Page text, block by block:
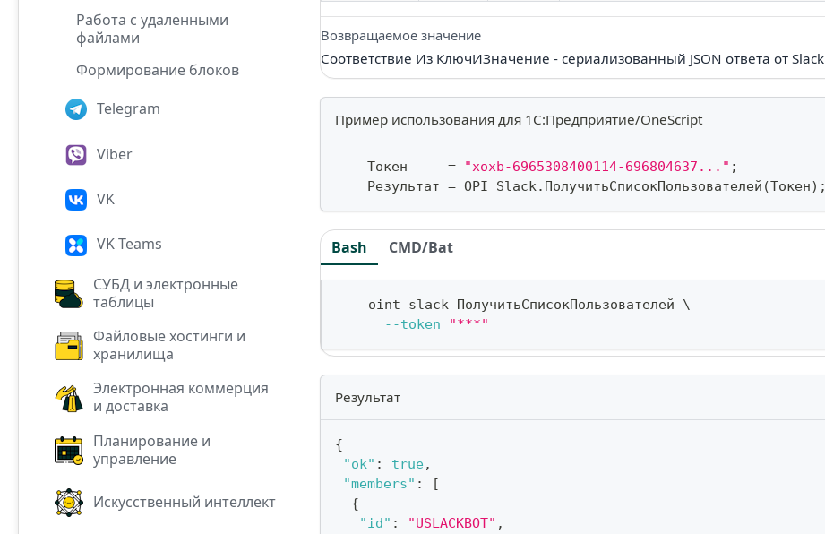
Работа с удаленными
файлами
Формирование блоков
Telegram
Viber
VK
VK Teams
СУБД и электронные
таблицы
Файловые хостинги и
хранилища
Электронная коммерция
и доставка
Планирование и
управление
Искусственный интеллект
Возвращаемое значение
Соответствие Из КлючИЗначение - сериализованный JSON ответа от Slack
Пример использования для 1С:Предприятие/OneScript
    Токен
= "xoxb-6965308400114-696804637..." ;
    Результат
= OPI_Slack. ПолучитьСписокПользователей (Токен) ;
Bash CMD/Bat
    oint slack ПолучитьСписокПользователей
\
--token
"***"
Результат
{
"ok" : true,
"members" :
[
{
"id" : "USLACKBOT" ,